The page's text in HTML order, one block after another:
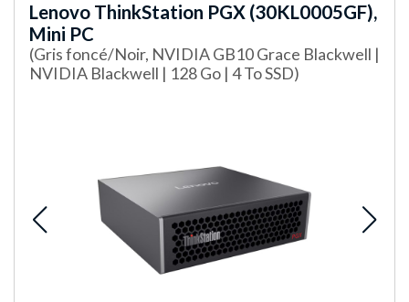
Lenovo ThinkStation PGX (30KL0005GF),
Mini PC
(Gris foncé/Noir, NVIDIA GB10 Grace Blackwell |
NVIDIA Blackwell | 128 Go | 4 To SSD)